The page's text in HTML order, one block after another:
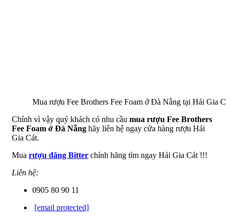
Mua rượu Fee Brothers Fee Foam ở Đà Nẵng tại Hải Gia
Chính vì vậy quý khách có nhu cầu mua rượu Fee Brothers
Fee Foam ở Đà Nẵng hãy liên hệ ngay cửa hàng rượu Hải
Gia Cát.
Mua rượu đắng Bitter chính hãng tìm ngay Hải Gia Cát !!!
Liên hệ:
0905 80 90 11
[email protected]